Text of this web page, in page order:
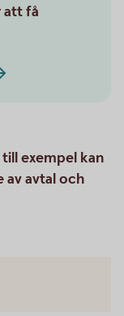
att få
exempel kan
av avtal och